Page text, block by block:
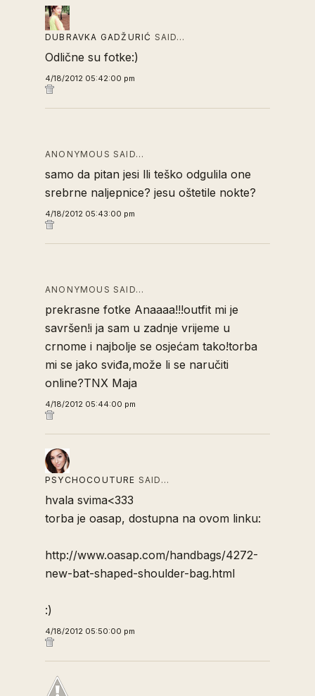
DUBRAVKA GADŽURIĆ SAID…
Odlične su fotke:)
4/18/2012 05:42:00 pm
ANONYMOUS SAID…
samo da pitan jesi lli teško odgulila one
srebrne naljepnice? jesu oštetile nokte?
4/18/2012 05:43:00 pm
ANONYMOUS SAID…
prekrasne fotke Anaaaa!!!outfit mi je
savršen!i ja sam u zadnje vrijeme u
crnome i najbolje se osjećam tako!torba
mi se jako sviđa,može li se naručiti
online?TNX Maja
4/18/2012 05:44:00 pm
PSYCHOCOUTURE SAID…
hvala svima<333
torba je oasap, dostupna na ovom linku:
http://www.oasap.com/handbags/4272-
new-bat-shaped-shoulder-bag.html
:)
4/18/2012 05:50:00 pm